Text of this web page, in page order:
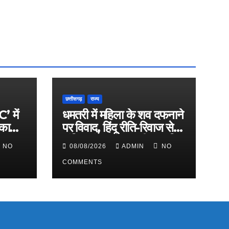
में
NO
छत्तीसगढ़ राज्य
धमतरी में महिला के शव दफनाने
पर विवाद, हिंदू रीति-रिवाज से
अंतिम संस्कार पर बनी सहमति
08/08/2026 ADMIN NO
COMMENTS